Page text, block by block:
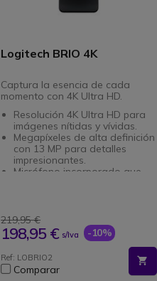
Logitech BRIO 4K
Captura la esencia de cada
momento con 4K Ultra HD.
Resolución 4K Ultra HD para
imágenes nítidas y vívidas.
Megapíxeles de alta definición
con 13 MP para detalles
impresionantes.
Micrófono incorporado que
conexión rápida y fácil con tu
dispositivo.
Diseño elegante en color
cualquier entorno.
219,95 €
198,95 € s/Iva -10%
Ref: LOBRIO2
Comparar